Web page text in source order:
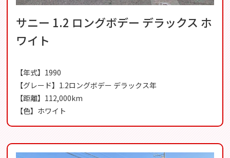
サニー 1.2 ロングボデー デラックス ホ
ワイト
【年式】1990
【グレード】1.2ロングボデー デラックス年
【距離】112,000km
【色】ホワイト